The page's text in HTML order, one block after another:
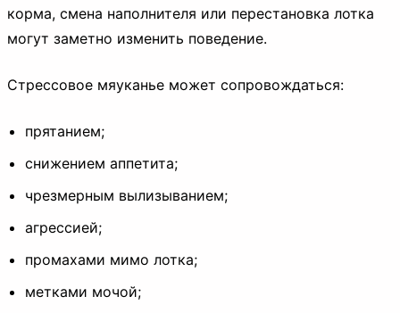
корма, смена наполнителя или перестановка лотка
могут заметно изменить поведение.
Стрессовое мяуканье может сопровождаться:
прятанием;
снижением аппетита;
чрезмерным вылизыванием;
агрессией;
промахами мимо лотка;
метками мочой;